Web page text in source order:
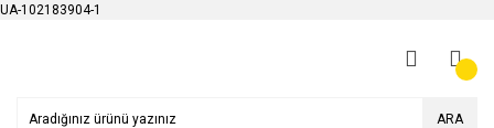
UA-102183904-1
ARA